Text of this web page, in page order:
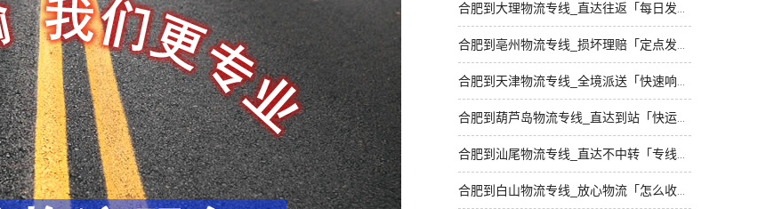
合肥到大理物流专线_直达往返「每日发车」
合肥到亳州物流专线_损坏理赔「定点发车」
合肥到天津物流专线_全境派送「快速响应」
合肥到葫芦岛物流专线_直达到站「快运直达」
合肥到汕尾物流专线_直达不中转「专线查询」
合肥到白山物流专线_放心物流「怎么收费」